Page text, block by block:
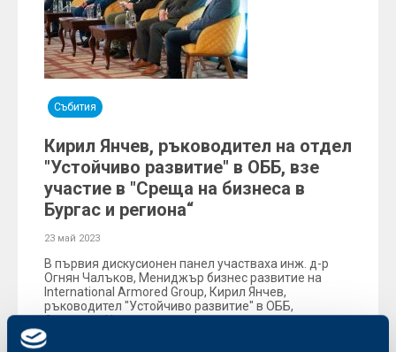
Събития
Кирил Янчев, ръководител на отдел
"Устойчиво развитие" в ОББ, взе
участие в "Среща на бизнеса в
Бургас и региона“
23 май 2023
В първия дискусионен панел участваха инж. д-р
Огнян Чалъков, Mениджър бизнес развитие на
International Armored Group, Кирил Янчев,
ръководител "Устойчиво развитие" в ОББ,
Станимир Николов, регионален представител на
Германската търговска камара, изпълнителен
директор на StoreIT и Милен Райков, съдружник